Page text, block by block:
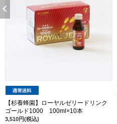
【杉養蜂園】ローヤルゼリードリンク
ゴールド1000 100ml×10本
3,510円(税込)